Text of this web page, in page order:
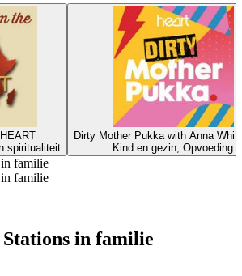
spiritualiteit
Dirty Mother Pukka with Anna
Kind en gezin, Opvoeding
familie
familie
in familie